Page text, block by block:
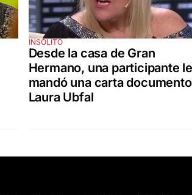
INSÓLITO
Desde la casa de Gran
Hermano, una participante le
mandó una carta
Laura Ubfal